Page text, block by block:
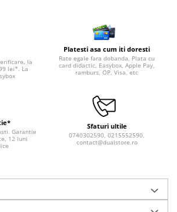
la
lei*. La
Platesti asa cum iti doresti
Rate egale fara dobanda, Plata cu
card didactic, Easybox, Apple Pay,
ramburs, OP, Visa, etc
Garantie
12 luni
Sfaturi ultile
0740302590, 0215552590,
contact@dualstore.ro